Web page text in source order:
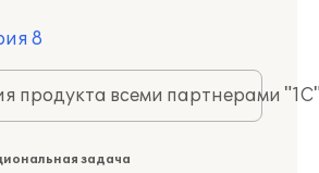
8
продукта всеми партнерами
задача